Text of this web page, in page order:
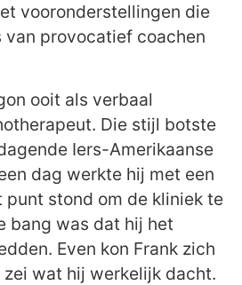
vooronderstellingen die
provocatief coachen
ooit als verbaal
Die stijl botste
Iers-Amerikaanse
dag werkte hij met een
stond om de kliniek te
bang was dat hij het
Even kon Frank zich
zei wat hij werkelijk dacht.